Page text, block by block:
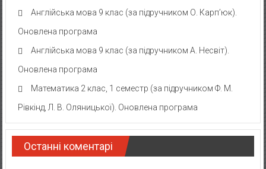
Англійська мова 9 клас (за підручником О. Карп’юк).
Оновлена програма
Англійська мова 9 клас (за підручником А. Несвіт).
Оновлена програма
Математика 2 клас, 1 семестр (за підручником Ф. М.
Рівкінд, Л. В. Оляницької). Оновлена програма
Останні коментарі